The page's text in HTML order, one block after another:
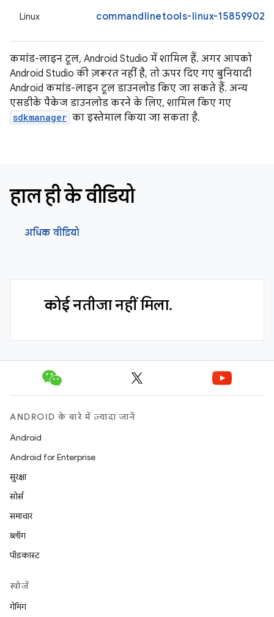
Linux commandlinetools-linux-
कमांड-लाइन टूल, Android Studio में शामिल हैं. अगर आपको
Android Studio की ज़रूरत नहीं है, तो ऊपर दिए गए बुनियादी
Android कमांड-लाइन टूल डाउनलोड किए जा सकते हैं. अन्य
एसडीके पैकेज डाउनलोड करने के लिए, शामिल किए गए
sdkmanager का इस्तेमाल किया जा सकता है.
हाल ही के वीडियो
अधिक वीडियो
कोई नतीजा नहीं मिला.
ANDROID के बारे में ज़्यादा जानें
Android
Android for Enterprise
सुरक्षा
सोर्स
समाचार
ब्लॉग
पॉडकास्ट
खोजें
गेमिंग